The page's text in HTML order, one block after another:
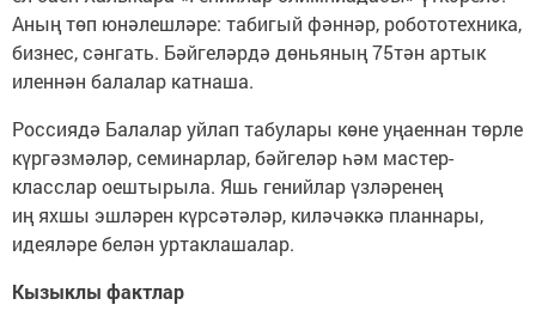
Аның төп юнәлешләре: табигый фәннәр, робототехника,
бизнес, сәнгать. Бәйгеләрдә дөньяның 75тән артык
иленнән балалар катнаша.
Россиядә Балалар уйлап табулары көне уңаеннан төрле
күргәзмәләр, семинарлар, бәйгеләр һәм мастер-
класслар оештырыла. Яшь генийлар үзләренең
иң яхшы эшләрен күрсәтәләр, киләчәккә планнары,
идеяләре белән уртаклашалар.
Кызыклы фактлар